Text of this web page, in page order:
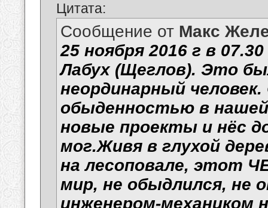
Цитата:
Сообщение от Макс
25 ноября 2016 г в
Лабух (Щеглов). Это
неординарный
обыденностью в нашей
новые проекты и нёс
мог.Живя в глухой
на лесоповале, этот
мир, не обыдлился, не
инженером-механиком